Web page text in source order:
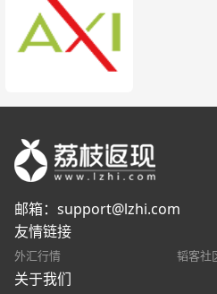
邮箱： support@lzhi.com
友情链接
外汇行情 韬客社
关于我们